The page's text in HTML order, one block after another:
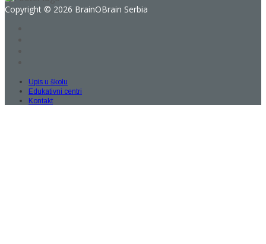
Copyright © 2026 BrainOBrain Serbia
Upis u školu
Edukativni centri
Kontakt